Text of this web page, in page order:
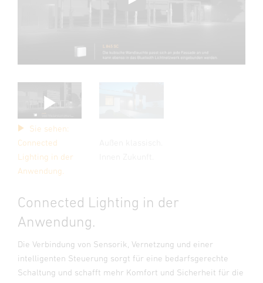
Sie sehen:
Connected
Lighting in der
Anwendung.
Connected Lighting in der
Anwendung.
Die Verbindung von Sensorik, Vernetzung und einer
intelligenten Steuerung sorgt für eine bedarfsgerechte
Schaltung und schafft mehr Komfort und Sicherheit für die